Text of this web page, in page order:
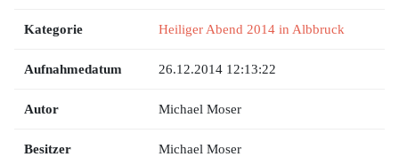
Kategorie Heiliger Abend 2014 in Albbruck
Aufnahmedatum 26.12.2014 12:13:22
Autor Michael Moser
Besitzer Michael Moser